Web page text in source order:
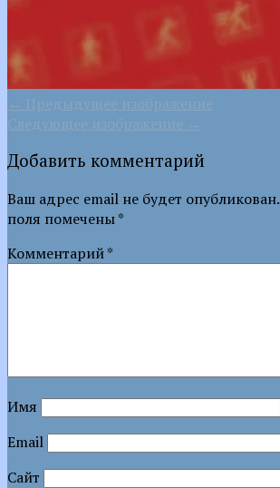
← Предыдущее изображение
Следующее изображение →
Добавить комментарий
Ваш адрес email не будет опубликован.
поля помечены*
Комментарий*
Имя
Email
Сайт